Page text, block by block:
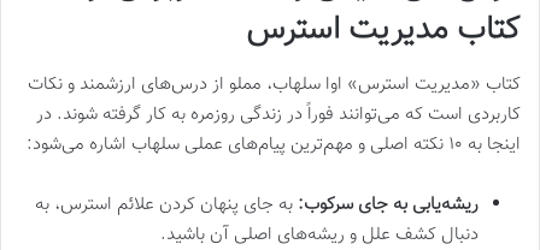
کتاب مدیریت استرس
کتاب «مدیریت استرس» اوا سلهاب، مملو از درس‌های ارزشمند و نکات
کاربردی است که می‌توانند فوراً در زندگی روزمره به کار گرفته شوند. در
اینجا به ۱۰ نکته اصلی و مهم‌ترین پیام‌های عملی سلهاب اشاره می‌شود:
ریشه‌یابی به جای سرکوب: به جای پنهان کردن علائم استرس، به
دنبال کشف علل و ریشه‌های اصلی آن باشید.